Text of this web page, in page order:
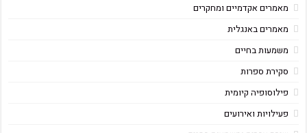
מאמרים אקדמיים ומחקרים
מאמרים באנגלית
משמעות בחיים
סקירת ספרות
פילוסופיה קיומית
פעילויות ואירועים